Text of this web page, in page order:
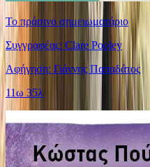
Το πράσινο σημειωματάριο
Συγγραφέας: Clare Pooley
Αφήγηση: Γιάννης Παπαδάτος
11ω 35λ